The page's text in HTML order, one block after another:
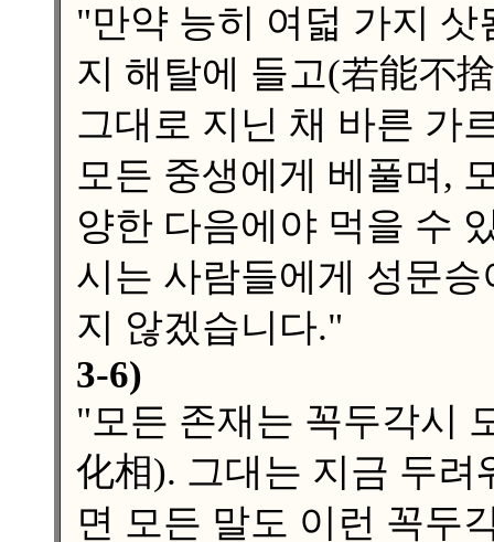
"만약 능히 여덟 가지
지 해탈에 들고(若能不
그대로 지닌 채 바른 가
모든 중생에게 베풀며,
양한 다음에야 먹을 수
시는 사람들에게 성문
지 않겠습니다."
3-6)
"모든 존재는 꼭두각시
化相). 그대는 지금 두려
면 모든 말도 이런 꼭두